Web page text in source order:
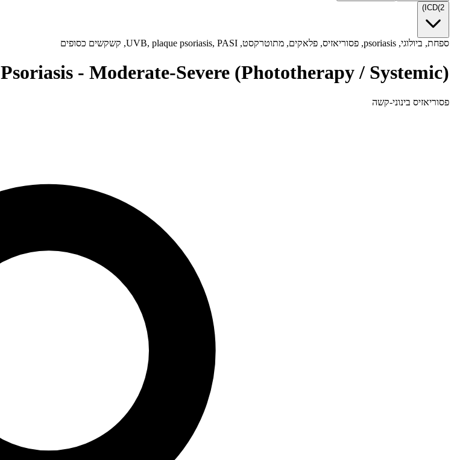
ICD(2
)
ספחת, ביולוגי, psoriasis, פסוריאזיס, פלאקים, מתוטרקסט, UVB, plaque psoriasis, PASI, קשקשים כסופים
Psoriasis - Moderate-Severe (Phototherapy / Systemic)
פסוריאזיס בינוני-קשה